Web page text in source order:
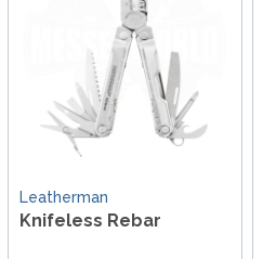
Leatherman
Knifeless Rebar